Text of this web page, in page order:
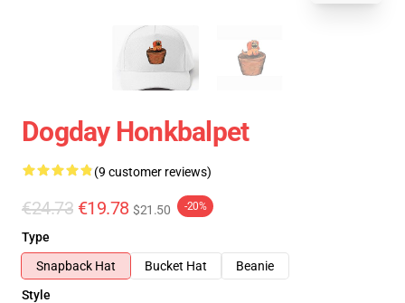
Dogday Honkbalpet
(9 customer reviews)
€24.73 €19.78 $21.50 -20%
Type
Snapback Hat
Bucket Hat
Beanie
Style